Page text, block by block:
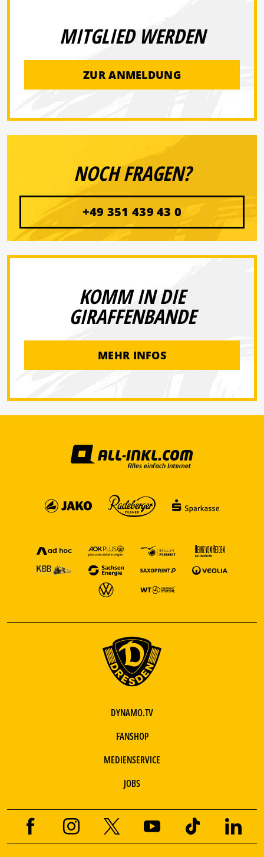
MITGLIED WERDEN
ZUR ANMELDUNG
NOCH FRAGEN?
+49 351 439 43 0
KOMM IN DIE
GIRAFFENBANDE
MEHR INFOS
DYNAMO.TV
FANSHOP
MEDIENSERVICE
JOBS